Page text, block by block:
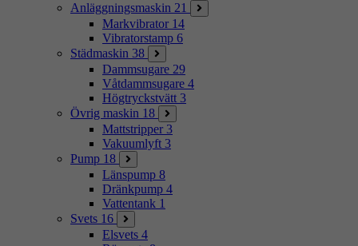
Anläggningsmaskin 21
Markvibrator 14
Vibratorstamp 6
Städmaskin 38
Dammsugare 29
Våtdammsugare 4
Högtryckstvätt 3
Övrig maskin 18
Mattstripper 3
Vakuumlyft 3
Pump 18
Länspump 8
Dränkpump 4
Vattentank 1
Svets 16
Elsvets 4